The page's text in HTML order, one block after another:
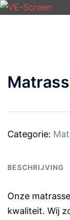
Ga
Categorie:
BESCHRIJVING
Onze
kwaliteit. Wij